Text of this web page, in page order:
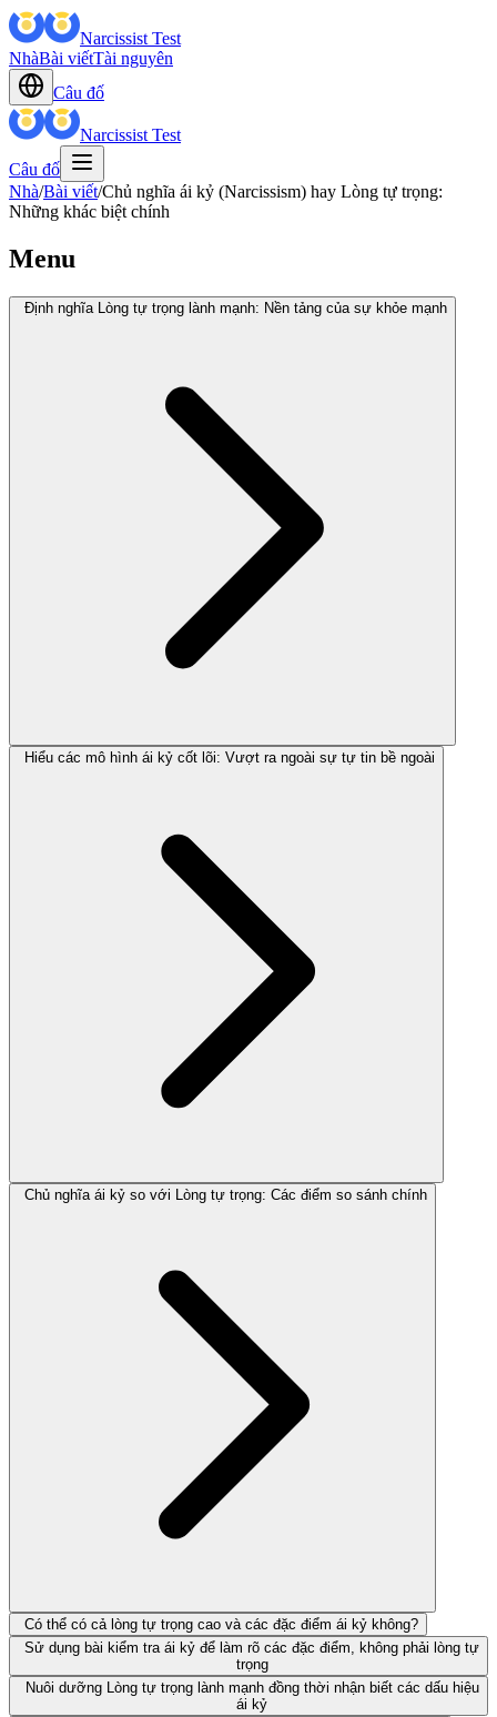
Narcissist Test
NhàBài viếtTài nguyên
Câu đố
Narcissist Test
Câu đố
Nhà/Bài viết/Chủ nghĩa ái kỷ (Narcissism) hay Lòng tự trọng:
Những khác biệt chính
Menu
Định nghĩa Lòng tự trọng lành mạnh: Nền tảng của sự khỏe mạnh
Hiểu các mô hình ái kỷ cốt lõi: Vượt ra ngoài sự tự tin bề ngoài
Chủ nghĩa ái kỷ so với Lòng tự trọng: Các điểm so sánh chính
Có thể có cả lòng tự trọng cao và các đặc điểm ái kỷ không?
Sử dụng bài kiểm tra ái kỷ để làm rõ các đặc điểm, không phải lòng tự
trọng
Nuôi dưỡng Lòng tự trọng lành mạnh đồng thời nhận biết các dấu hiệu
ái kỷ